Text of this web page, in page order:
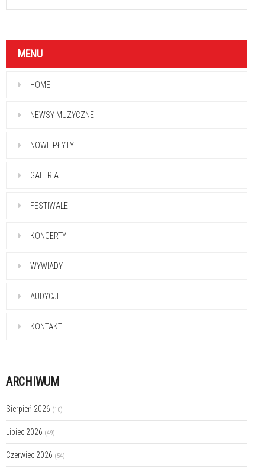
MENU
HOME
NEWSY MUZYCZNE
NOWE PŁYTY
GALERIA
FESTIWALE
KONCERTY
WYWIADY
AUDYCJE
KONTAKT
ARCHIWUM
Sierpień 2026 (10)
Lipiec 2026 (49)
Czerwiec 2026 (54)